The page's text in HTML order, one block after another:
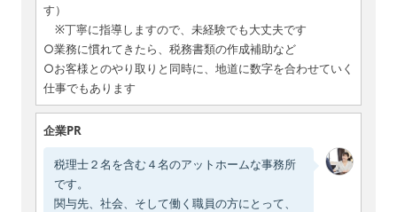
す）
※丁寧に指導しますので、未経験でも大丈夫です
○業務に慣れてきたら、税務書類の作成補助など
○お客様とのやり取りと同時に、地道に数字を合わせていく
仕事でもあります
企業PR
税理士２名を含む４名のアットホームな事務所
です。
関与先、社会、そして働く職員の方にとって、